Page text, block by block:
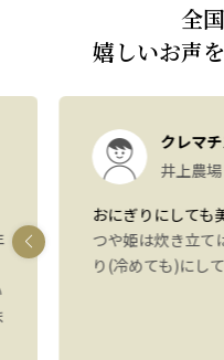
全
嬉しいお声
クレマ
井上農
おにぎりにしても
つや姫は炊き立て
り(冷めても)にし